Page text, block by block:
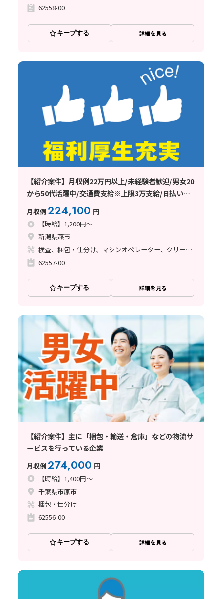
62558-00
キープする 詳細を見る
【紹介案件】月収例22万円以上/未経験者歓迎/男女20
から50代活躍中/交通費支給※上限3万支給/日払い・
週払い制度あり
月収例224,100 円
【時給】1,200円～
新潟県燕市
検査、梱包・仕分け、マシンオペレーター、クリーンルーム
62557-00
キープする 詳細を見る
【紹介案件】主に「梱包・輸送・倉庫」などの物流サ
ービスを行っている企業
月収例274,000 円
【時給】1,400円～
千葉県市原市
梱包・仕分け
62556-00
キープする 詳細を見る